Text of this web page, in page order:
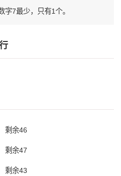
7最少，只有1个。
剩余46
剩余47
剩余43